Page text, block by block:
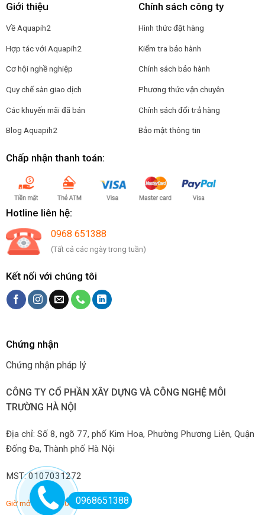
Giới thiệu
Về Aquapih2
Hợp tác với Aquapih2
Cơ hội nghề nghiệp
Quy chế sàn giao dịch
Các khuyến mãi đã bán
Blog Aquapih2
Chính sách công ty
Hình thức đặt hàng
Kiểm tra bảo hành
Chính sách bảo hành
Phương thức vận chuyên
Chính sách đổi trả hàng
Bảo mật thông tin
Chấp nhận thanh toán:
Hotline liên hệ:
0968 651388
(Tất cả các ngày trong tuần)
Kết nối với chúng tôi
Chứng nhận
Chứng nhận pháp lý
CÔNG TY CỔ PHẦN XÂY DỰNG VÀ CÔNG NGHỆ MÔI
TRƯỜNG HÀ NỘI
Địa chỉ: Số 8, ngõ 77, phố Kim Hoa, Phường Phương Liên, Quận
Đống Đa, Thành phố Hà Nội
MST: 0107031272
Giờ mở hàng: 7:00-22:00 hàng ngày
0968651388